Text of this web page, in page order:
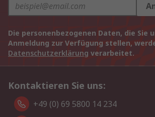
Die personenbezogenen Daten, die Sie
Anmeldung zur Verfügung stellen,
Datenschutzerklärung verarbeitet.
Kontaktieren Sie uns:
+49 (0) 69 5800 14 234